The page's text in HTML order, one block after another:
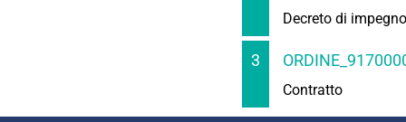
Decreto di impegno
3
Contratto